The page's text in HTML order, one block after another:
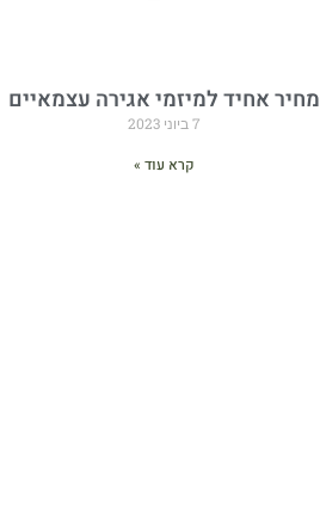
מחיר אחיד למיזמי אגירה עצמאיים
7 ביוני 2023
קרא עוד »